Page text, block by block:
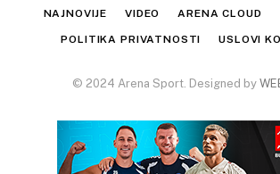
NAJNOVIJE VIDEO ARENA CLOUD
POLITIKA PRIVATNOSTI USLOVI
© 2024 Arena Sport. Designed by